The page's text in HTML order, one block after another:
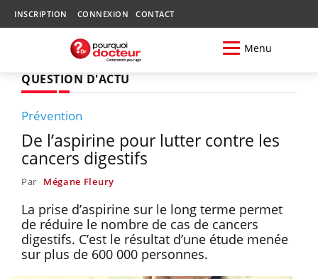
INSCRIPTION CONNEXION CONTACT
Menu
QUESTION D'ACTU
Prévention
De l’aspirine pour lutter contre les
cancers digestifs
Par Mégane Fleury
La prise d’aspirine sur le long terme permet
de réduire le nombre de cas de cancers
digestifs. C’est le résultat d’une étude menée
sur plus de 600 000 personnes.